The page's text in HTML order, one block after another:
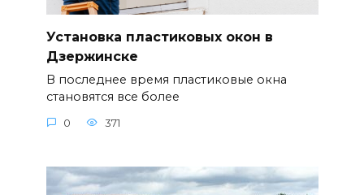
Установка пластиковых окон в
Дзержинске
В последнее время пластиковые окна
становятся все более
0 371